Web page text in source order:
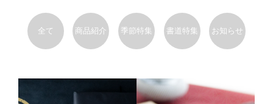
全て 商品紹介 季節特集 書道特集 お知らせ